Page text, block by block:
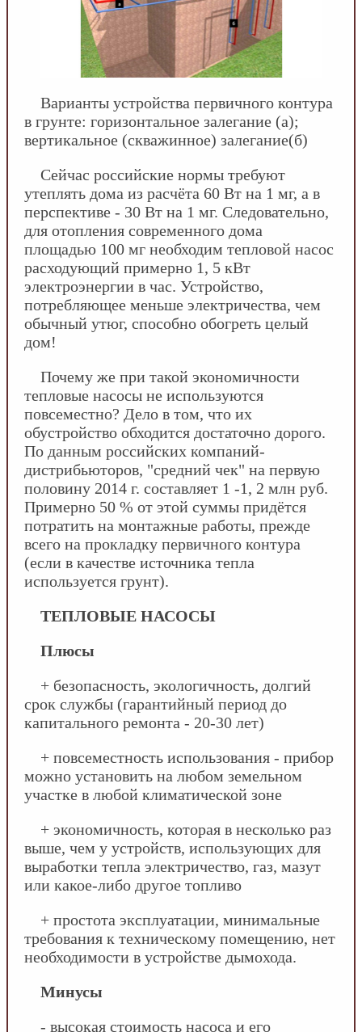
Варианты устройства первичного контура
в грунте: горизонтальное залегание (а);
вертикальное (скважинное) залегание(б)
Сейчас российские нормы требуют
утеплять дома из расчёта 60 Вт на 1 мг, а в
перспективе - 30 Вт на 1 мг. Следовательно,
для отопления современного дома
площадью 100 мг необходим тепловой насос
расходующий примерно 1, 5 кВт
электроэнергии в час. Устройство,
потребляющее меньше электричества, чем
обычный утюг, способно обогреть целый
дом!
Почему же при такой экономичности
тепловые насосы не используются
повсеместно? Дело в том, что их
обустройство обходится достаточно дорого.
По данным российских компаний-
дистрибьюторов, "средний чек" на первую
половину 2014 г. составляет 1 -1, 2 млн руб.
Примерно 50 % от этой суммы придётся
потратить на монтажные работы, прежде
всего на прокладку первичного контура
(если в качестве источника тепла
используется грунт).
ТЕПЛОВЫЕ НАСОСЫ
Плюсы
+ безопасность, экологичность, долгий
срок службы (гарантийный период до
капитального ремонта - 20-30 лет)
+ повсеместность использования - прибор
можно установить на любом земельном
участке в любой климатической зоне
+ экономичность, которая в несколько раз
выше, чем у устройств, использующих для
выработки тепла электричество, газ, мазут
или какое-либо другое топливо
+ простота эксплуатации, минимальные
требования к техническому помещению, нет
необходимости в устройстве дымохода.
Минусы
- высокая стоимость насоса и его